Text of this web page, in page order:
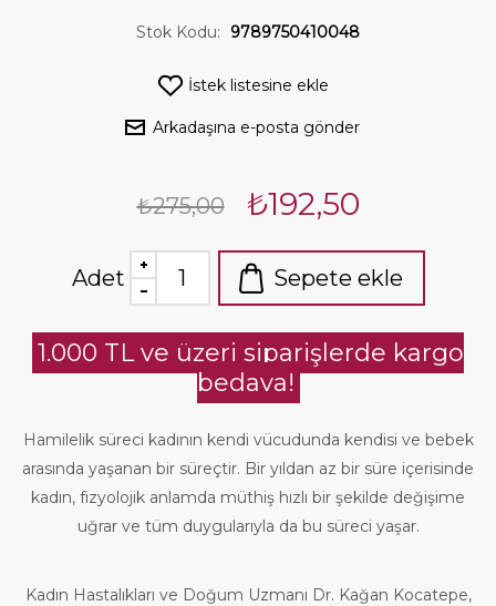
Stok Kodu: 9789750410048
İstek listesine ekle
Arkadaşına e-posta gönder
₺275,00 ₺192,50
Adet Sepete ekle
1.000 TL ve üzeri siparişlerde kargo
bedava!
Hamilelik süreci kadının kendi vücudunda kendisi ve bebek
arasında yaşanan bir süreçtir. Bir yıldan az bir süre içerisinde
kadın, fizyolojik anlamda müthiş hızlı bir şekilde değişime
uğrar ve tüm duygularıyla da bu süreci yaşar.
Kadın Hastalıkları ve Doğum Uzmanı Dr. Kağan Kocatepe,